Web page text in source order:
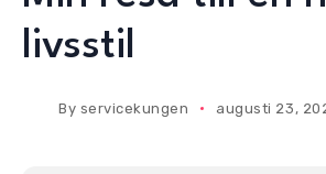
livsstil
By servicekungen augusti 23,